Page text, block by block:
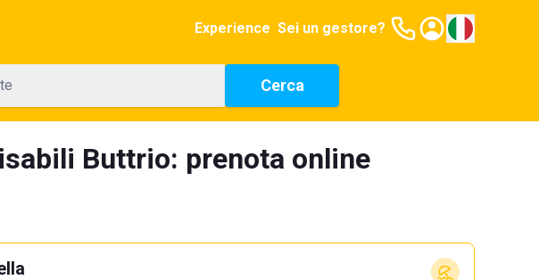
Experience Sei un gestore?
Cerca
Buttrio: prenota online